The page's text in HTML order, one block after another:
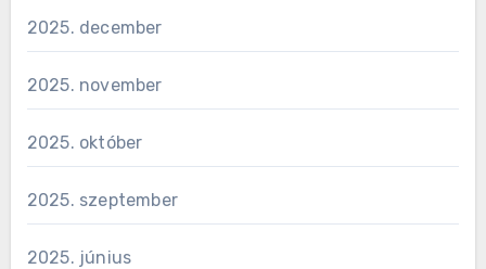
2025. december
2025. november
2025. október
2025. szeptember
2025. június